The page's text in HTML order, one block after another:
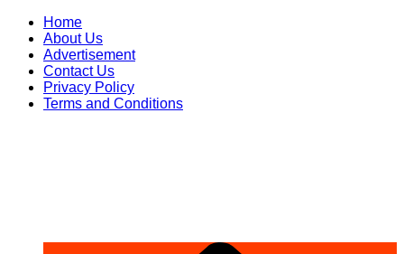
Skip
content
Home
About Us
Advertisement
Contact Us
Privacy Policy
Terms and Conditions